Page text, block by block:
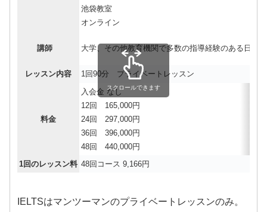
池袋教室
オンライン
講師 大学、その他教育機関で多数の指導経験のある日本
レッスン内容 1回90分 プライベートレッスン
料金
入会金 なし
12回 165,000円
24回 297,000円
36回 396,000円
48回 440,000円
1回のレッスン料 48回コース 9,166円
スクロールできます
IELTSはマンツーマンのプライベートレッスンのみ。